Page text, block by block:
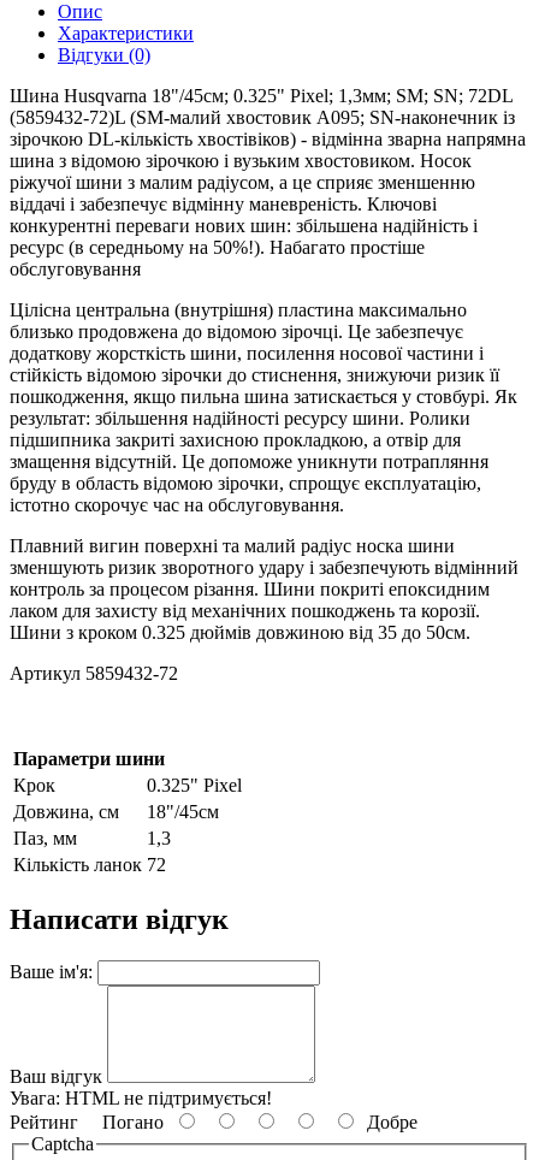
Опис
Характеристики
Відгуки (0)
Шина Husqvarna 18"/45см; 0.325" Pixel; 1,3мм; SM; SN; 72DL
(5859432-72)L (SM-малий хвостовик А095; SN-наконечник із
зірочкою DL-кількість хвостівіков) - відмінна зварна напрямна
шина з відомою зірочкою і вузьким хвостовиком. Носок
ріжучої шини з малим радіусом, а це сприяє зменшенню
віддачі і забезпечує відмінну маневреність. Ключові
конкурентні переваги нових шин: збільшена надійність і
ресурс (в середньому на 50%!). Набагато простіше
обслуговування
Цілісна центральна (внутрішня) пластина максимально
близько продовжена до відомою зірочці. Це забезпечує
додаткову жорсткість шини, посилення носової частини і
стійкість відомою зірочки до стиснення, знижуючи ризик її
пошкодження, якщо пильна шина затискається у стовбурі. Як
результат: збільшення надійності ресурсу шини. Ролики
підшипника закриті захисною прокладкою, а отвір для
змащення відсутній. Це допоможе уникнути потрапляння
бруду в область відомою зірочки, спрощує експлуатацію,
істотно скорочує час на обслуговування.
Плавний вигин поверхні та малий радіус носка шини
зменшують ризик зворотного удару і забезпечують відмінний
контроль за процесом різання. Шини покриті епоксидним
лаком для захисту від механічних пошкоджень та корозії.
Шини з кроком 0.325 дюймів довжиною від 35 до 50см.
Артикул 5859432-72
Параметри шини
Крок
0.325" Pixel
Довжина, см
18"/45см
Паз, мм
1,3
Кількість ланок 72
Написати відгук
Ваше ім'я:
Ваш відгук
Увага: HTML не підтримується!
Рейтинг Погано
Добре
Captcha